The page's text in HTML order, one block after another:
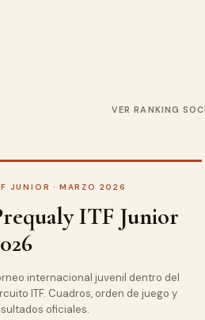
VER RANKING
JUNIOR · MARZO 2026
ITF Junior
internacional juvenil dentro del
ITF. Cuadros, orden de juego y
oficiales.